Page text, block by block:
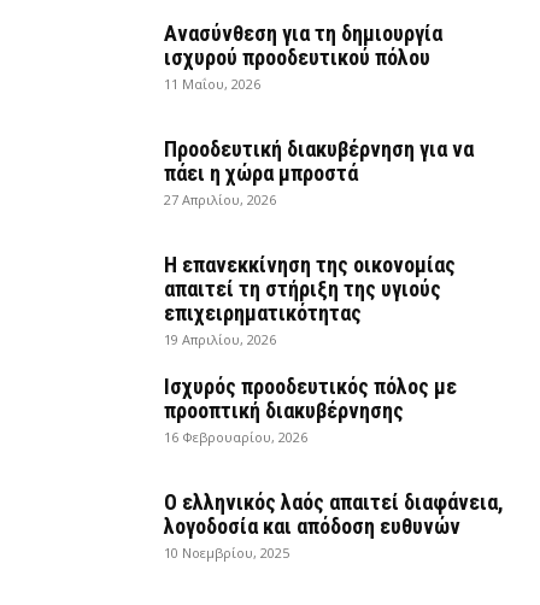
Ανασύνθεση για τη δημιουργία
ισχυρού προοδευτικού πόλου
11 Μαΐου, 2026
Προοδευτική διακυβέρνηση για να
πάει η χώρα μπροστά
27 Απριλίου, 2026
Η επανεκκίνηση της οικονομίας
απαιτεί τη στήριξη της υγιούς
επιχειρηματικότητας
19 Απριλίου, 2026
Ισχυρός προοδευτικός πόλος με
προοπτική διακυβέρνησης
16 Φεβρουαρίου, 2026
Ο ελληνικός λαός απαιτεί διαφάνεια,
λογοδοσία και απόδοση ευθυνών
10 Νοεμβρίου, 2025